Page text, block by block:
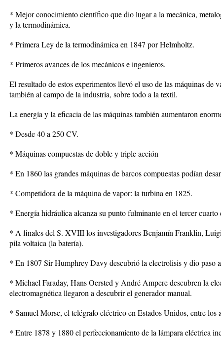
* Mejor conocimiento científico que dio lugar a la mecánica,
y la termodinámica.
* Primera Ley de la termodinámica en 1847 por Helmholtz.
* Primeros avances de los mecánicos e ingenieros.
El resultado de estos experimentos llevó el uso de las máquinas de
también al campo de la industria, sobre todo a la textil.
La energía y la eficacia de las máquinas también aumentaron
* Desde 40 a 250 CV.
* Máquinas compuestas de doble y triple acción
* En 1860 las grandes máquinas de barcos compuestas podían
* Competidora de la máquina de vapor: la turbina en 1825.
* Energía hidráulica alcanza su punto fulminante en el tercer
* A finales del S. XVIII los investigadores Benjamín Franklin,
pila voltaica (la batería).
* En 1807 Sir Humphrey Davy descubrió la electrolisis y dio paso
* Michael Faraday, Hans Oersted y André Ampere descubren la
electromagnética llegaron a descubrir el generador manual.
* Samuel Morse, el telégrafo eléctrico en Estados Unidos, entre los
* Entre 1878 y 1880 el perfeccionamiento de la lámpara eléctrica